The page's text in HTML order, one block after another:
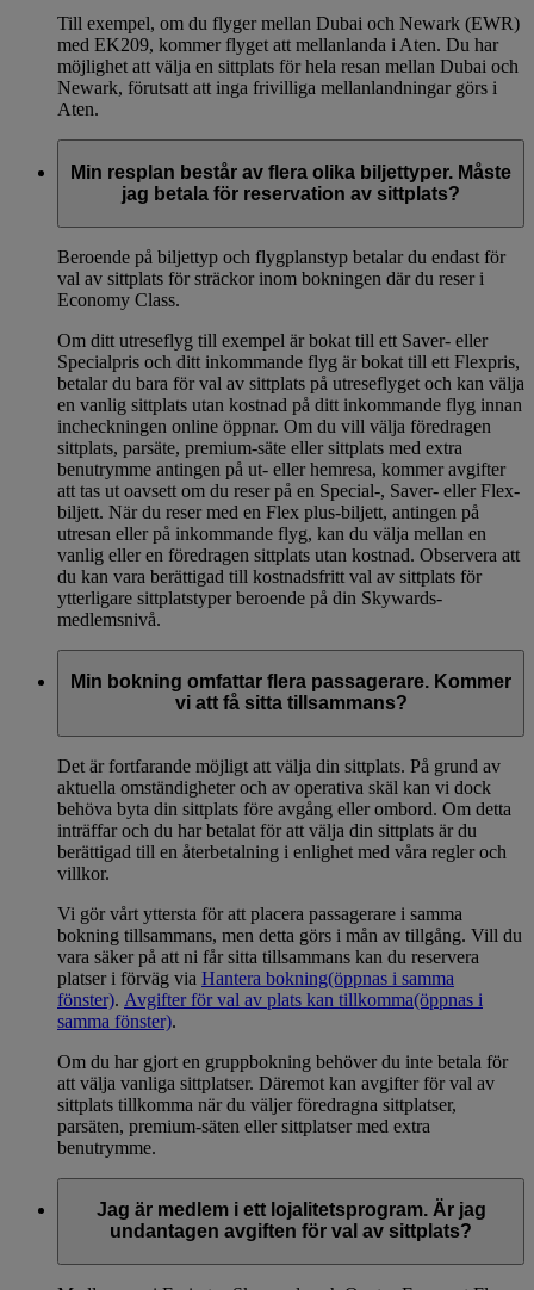
Till exempel, om du flyger mellan Dubai och Newark (EWR)
med EK209, kommer flyget att mellanlanda i Aten. Du har
möjlighet att välja en sittplats för hela resan mellan Dubai och
Newark, förutsatt att inga frivilliga mellanlandningar görs i
Aten.
Min resplan består av flera olika biljettyper. Måste
jag betala för reservation av sittplats?
Beroende på biljettyp och flygplanstyp betalar du endast för
val av sittplats för sträckor inom bokningen där du reser i
Economy Class.
Om ditt utreseflyg till exempel är bokat till ett Saver- eller
Specialpris och ditt inkommande flyg är bokat till ett Flexpris,
betalar du bara för val av sittplats på utreseflyget och kan välja
en vanlig sittplats utan kostnad på ditt inkommande flyg innan
incheckningen online öppnar. Om du vill välja föredragen
sittplats, parsäte, premium-säte eller sittplats med extra
benutrymme antingen på ut- eller hemresa, kommer avgifter
att tas ut oavsett om du reser på en Special-, Saver- eller Flex-
biljett. När du reser med en Flex plus-biljett, antingen på
utresan eller på inkommande flyg, kan du välja mellan en
vanlig eller en föredragen sittplats utan kostnad. Observera att
du kan vara berättigad till kostnadsfritt val av sittplats för
ytterligare sittplatstyper beroende på din Skywards-
medlemsnivå.
Min bokning omfattar flera passagerare. Kommer
vi att få sitta tillsammans?
Det är fortfarande möjligt att välja din sittplats. På grund av
aktuella omständigheter och av operativa skäl kan vi dock
behöva byta din sittplats före avgång eller ombord. Om detta
inträffar och du har betalat för att välja din sittplats är du
berättigad till en återbetalning i enlighet med våra regler och
villkor.
Vi gör vårt yttersta för att placera passagerare i samma
bokning tillsammans, men detta görs i mån av tillgång. Vill du
vara säker på att ni får sitta tillsammans kan du reservera
platser i förväg via Hantera bokning(öppnas i samma
fönster). Avgifter för val av plats kan tillkomma(öppnas i
samma fönster).
Om du har gjort en gruppbokning behöver du inte betala för
att välja vanliga sittplatser. Däremot kan avgifter för val av
sittplats tillkomma när du väljer föredragna sittplatser,
parsäten, premium-säten eller sittplatser med extra
benutrymme.
Jag är medlem i ett lojalitetsprogram. Är jag
undantagen avgiften för val av sittplats?